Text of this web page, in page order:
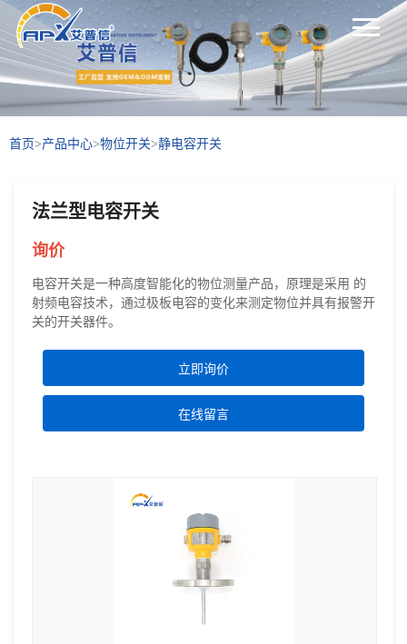
首页>产品中心>物位开关>静电容开关
法兰型电容开关
询价
电容开关是一种高度智能化的物位测量产品，原理是采用 的
射频电容技术，通过极板电容的变化来测定物位并具有报警开
关的开关器件。
立即询价
在线留言